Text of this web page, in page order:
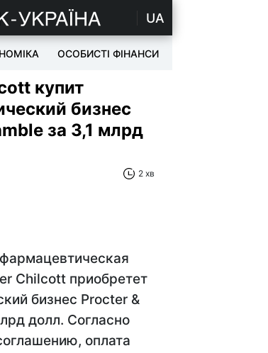
UA
ОСОБИСТІ ФІНАНСИ
купит
бизнес
за 3,1 млрд
2 хв
Chilcott приобретет
бизнес Procter &
долл. Согласно
оплата